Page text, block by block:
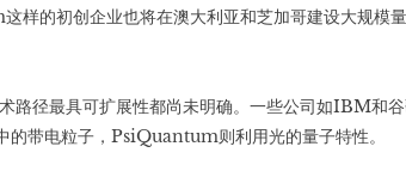
的初创企业也将在澳大利亚和芝加哥建设大规模
路径最具可扩展性都尚未明确。一些公司如IBM和
带电粒子，PsiQuantum则利用光的量子特性。